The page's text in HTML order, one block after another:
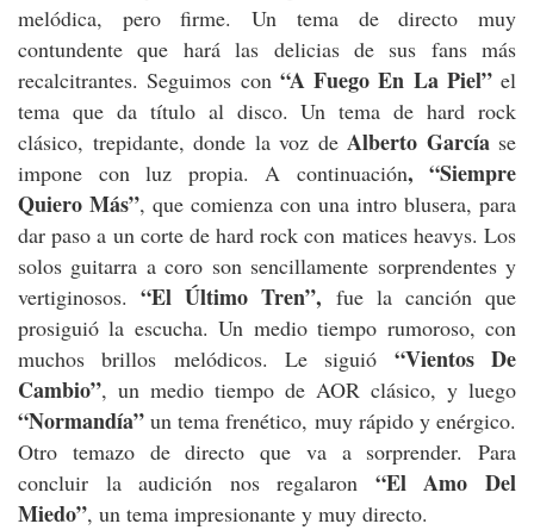
melódica, pero firme. Un tema de directo muy
contundente que hará las delicias de sus fans más
recalcitrantes. Seguimos con “A Fuego En La Piel”el
tema que da título al disco. Un tema de hard rock
clásico, trepidante, donde la voz de Alberto Garcíase
impone con luz propia. A continuación, “Siempre
Quiero Más”, que comienza con una intro blusera, para
dar paso a un corte de hard rock con matices heavys. Los
solos guitarra a coro son sencillamente sorprendentes y
vertiginosos.“El Último Tren”, fue la canción que
prosiguió la escucha. Un medio tiempo rumoroso, con
muchos brillos melódicos. Le siguió “Vientos De
Cambio”, un medio tiempo de AOR clásico, y luego
“Normandía” un tema frenético, muy rápido y enérgico.
Otro temazo de directo que va a sorprender. Para
concluir la audición nos regalaron “El Amo Del
Miedo”, un tema impresionante y muy directo.